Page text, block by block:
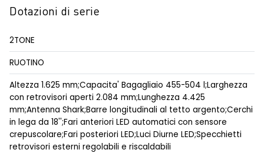
Dotazioni di serie
2TONE
RUOTINO
Altezza 1.625 mm;Capacita' Bagagliaio 455-504 l;Larghezza
con retrovisori aperti 2.084 mm;Lunghezza 4.425
mm;Antenna Shark;Barre longitudinali al tetto argento;Cerchi
in lega da 18'';Fari anteriori LED automatici con sensore
crepuscolare;Fari posteriori LED;Luci Diurne LED;Specchietti
retrovisori esterni regolabili e riscaldabili